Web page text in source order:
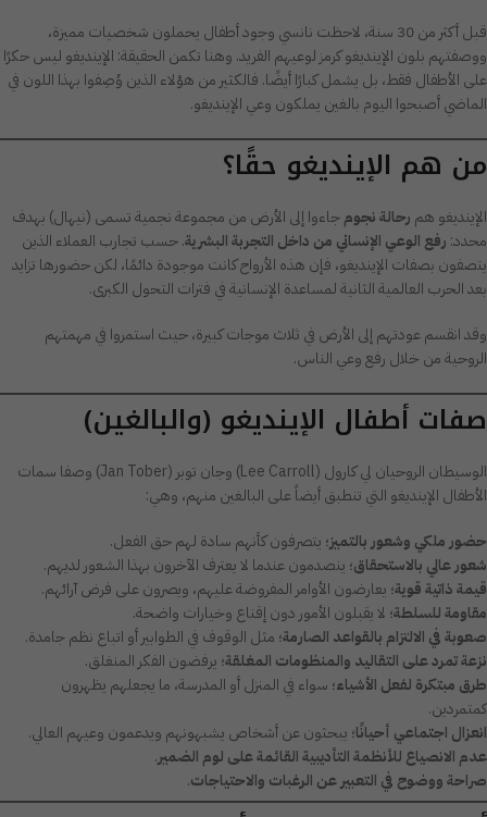
قبل أكثر من 30 سنة، لاحظت نانسي وجود أطفال يحملون شخصيات مميزة،
ووصفتهم بلون الإينديغو كرمز لوعيهم الفريد. وهنا تكمن الحقيقة: الإينديغو ليس حكرًا
على الأطفال فقط، بل يشمل كبارًا أيضًا. فالكثير من هؤلاء الذين وُصِفوا بهذا اللون في
الماضي أصبحوا اليوم بالغين يملكون وعي الإينديغو.
من هم الإينديغو حقًا؟
الإينديغو هم رحالة نجومجاءوا إلى الأرض من مجموعة نجمية تسمى (نيهال) بهدف
محدد: رفع الوعي الإنساني من داخل التجربة البشرية. حسب تجارب العملاء الذين
يتصفون بصفات الإينديغو، فإن هذه الأرواح كانت موجودة دائمًا، لكن حضورها تزايد
بعد الحرب العالمية الثانية لمساعدة الإنسانية في فترات التحول الكبرى.
وقد انقسم عودتهم إلى الأرض في ثلاث موجات كبيرة، حيث استمروا في مهمتهم
الروحية من خلال رفع وعي الناس.
صفات أطفال الإينديغو (والبالغين)
الوسيطان الروحيان لي كارول (Lee Carroll) وجان توبر (Jan Tober) وصفا سمات
الأطفال الإينديغو التي تنطبق أيضاً على البالغين منهم، وهي:
حضور ملكي وشعور بالتميز؛ يتصرفون كأنهم سادة لهم حق الفعل.
شعور عالي بالاستحقاق؛ ينصدمون عندما لا يعترف الآخرون بهذا الشعور لديهم.
قيمة ذاتية قوية؛ يعارضون الأوامر المفروضة عليهم، ويصرون على فرض آرائهم.
مقاومة للسلطة؛ لا يقبلون الأمور دون إقناع وخيارات واضحة.
صعوبة في الالتزام بالقواعد الصارمة؛ مثل الوقوف في الطوابير أو اتباع نظم جامدة.
نزعة تمرد على التقاليد والمنظومات المغلقة؛ يرفضون الفكر المنغلق.
طرق مبتكرة لفعل الأشياء؛ سواء في المنزل أو المدرسة، ما يجعلهم يظهرون
كمتمردين.
انعزال اجتماعي أحيانًا؛ يبحثون عن أشخاص يشبهونهم ويدعمون وعيهم العالي.
عدم الانصياع للأنظمة التأديبية القائمة على لوم الضمير.
صراحة ووضوح في التعبير عن الرغبات والاحتياجات.